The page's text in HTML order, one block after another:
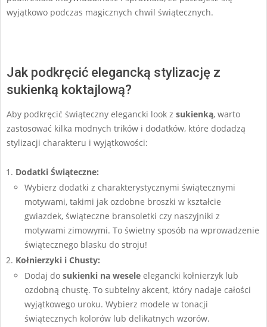
wyjątkowo podczas magicznych chwil świątecznych.
Jak podkręcić elegancką stylizację z
sukienką koktajlową?
Aby podkręcić świąteczny elegancki look z sukienką, warto
zastosować kilka modnych trików i dodatków, które dodadzą
stylizacji charakteru i wyjątkowości:
Dodatki Świąteczne:
Wybierz dodatki z charakterystycznymi świątecznymi
motywami, takimi jak ozdobne broszki w kształcie
gwiazdek, świąteczne bransoletki czy naszyjniki z
motywami zimowymi. To świetny sposób na wprowadzenie
świątecznego blasku do stroju!
Kołnierzyki i Chusty:
Dodaj do sukienki na wesele elegancki kołnierzyk lub
ozdobną chustę. To subtelny akcent, który nadaje całości
wyjątkowego uroku. Wybierz modele w tonacji
świątecznych kolorów lub delikatnych wzorów.